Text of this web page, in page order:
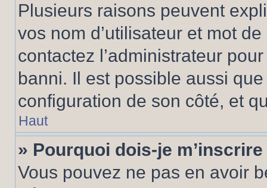
Plusieurs raisons peuvent
vos nom d’utilisateur et mot
contactez l’administrateur
banni. Il est possible aussi
configuration de son côté, et
Haut
» Pourquoi dois-je
Vous pouvez ne pas en avoir